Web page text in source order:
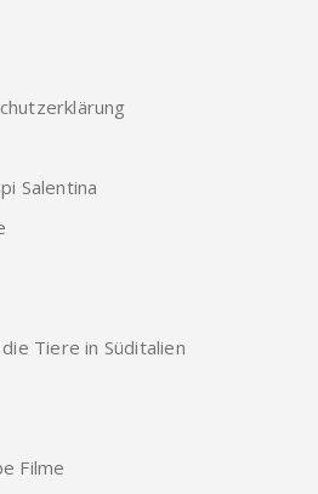
Salentina
Tiere in Süditalien
Filme